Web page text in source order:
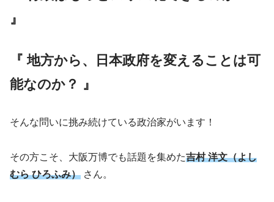
』
『 地方から、日本政府を変えることは可
能なのか？ 』
そんな問いに挑み続けている政治家がいます！
その方こそ、大阪万博でも話題を集めた吉村 洋文（よし
むら ひろふみ） さん。